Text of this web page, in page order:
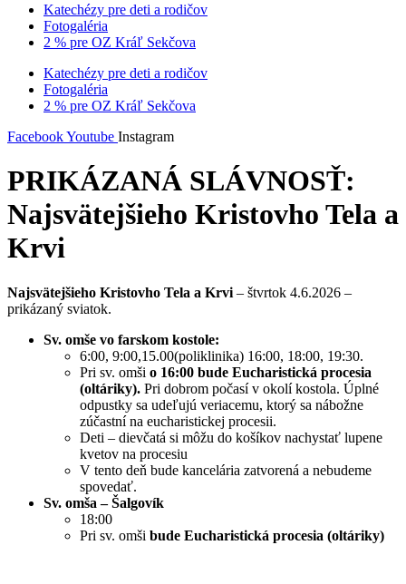
Katechézy pre deti a rodičov
Fotogaléria
2 % pre OZ Kráľ Sekčova
Katechézy pre deti a rodičov
Fotogaléria
2 % pre OZ Kráľ Sekčova
FacebookYoutube Instagram
PRIKÁZANÁ SLÁVNOSŤ:
Najsvätejšieho Kristovho Tela a
Krvi
Najsvätejšieho Kristovho Tela a Krvi – štvrtok 4.6.2026 –
prikázaný sviatok.
Sv. omše vo farskom kostole:
6:00, 9:00,15.00(poliklinika) 16:00, 18:00, 19:30.
Pri sv. omši o 16:00 bude Eucharistická procesia
(oltáriky). Pri dobrom počasí v okolí kostola. Úplné
odpustky sa udeľujú veriacemu, ktorý sa nábožne
zúčastní na eucharistickej procesii.
Deti – dievčatá si môžu do košíkov nachystať lupene
kvetov na procesiu
V tento deň bude kancelária zatvorená a nebudeme
spovedať.
Sv. omša – Šalgovík
18:00
Pri sv. omši bude Eucharistická procesia (oltáriky)